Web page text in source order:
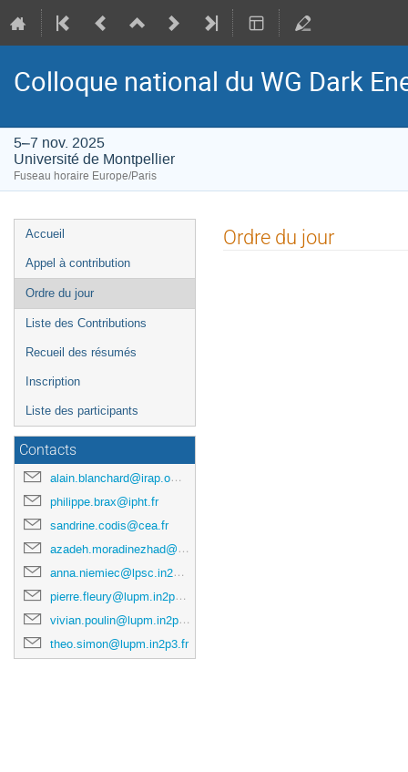
Colloque national du WG Dark
5–7 nov. 2025
Université de Montpellier
Fuseau horaire Europe/Paris
Menu
de
l'événement
Accueil
Appel à contribution
Ordre du jour
Liste des Contributions
Recueil des résumés
Inscription
Liste des participants
Contacts
alain.blanchard@irap.omp.eu
philippe.brax@ipht.fr
sandrine.codis@cea.fr
azadeh.moradinezhad@lapth.cnrs.fr
anna.niemiec@lpsc.in2p3.fr
pierre.fleury@lupm.in2p3.fr
vivian.poulin@lupm.in2p3.fr
theo.simon@lupm.in2p3.fr
Ordre du jour